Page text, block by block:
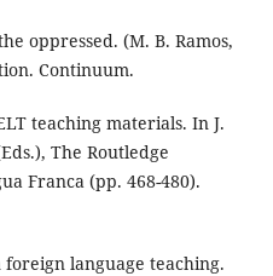
oppressed. (M. B. Ramos,
Continuum.
teaching materials. In J.
The Routledge
Franca (pp. 468-480).
language teaching.